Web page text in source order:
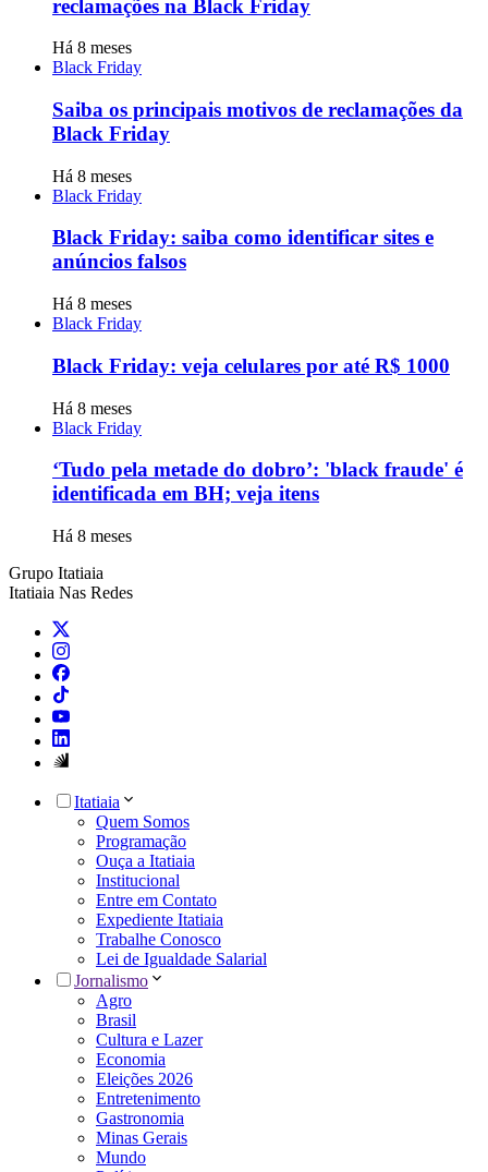
reclamações na Black Friday
Há 8 meses
Black Friday
Saiba os principais motivos de reclamações da
Black Friday
Há 8 meses
Black Friday
Black Friday: saiba como identificar sites e
anúncios falsos
Há 8 meses
Black Friday
Black Friday: veja celulares por até R$ 1000
Há 8 meses
Black Friday
‘Tudo pela metade do dobro’: 'black fraude' é
identificada em BH; veja itens
Há 8 meses
Grupo Itatiaia
Itatiaia Nas Redes
Itatiaia
Quem Somos
Programação
Ouça a Itatiaia
Institucional
Entre em Contato
Expediente Itatiaia
Trabalhe Conosco
Lei de Igualdade Salarial
Jornalismo
Agro
Brasil
Cultura e Lazer
Economia
Eleições 2026
Entretenimento
Gastronomia
Minas Gerais
Mundo